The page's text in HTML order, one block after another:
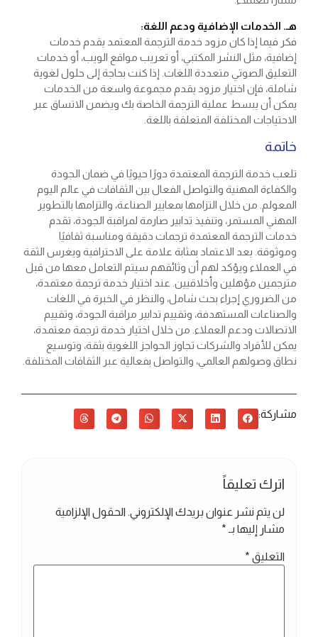
هـ. الخدمات الإضافية ودعم اللغة:
فكر فيما إذا كان مزود خدمة الترجمة المعتمد يقدم خدمات
إضافية، مثل النشر المكتبي، أو تعريب مواقع الويب، أو خدمات
التعليق الصوتي متعددة اللغات. إذا كنت بحاجة إلى حلول لغوية
شاملة، فإن اختيار مزود يقدم مجموعة واسعة من الخدمات
يمكن أن يبسط عملية الترجمة الخاصة بك ويضمن الاتساق عبر
الاحتياجات المختلفة المتعلقة باللغة.
خاتمة
تلعب خدمة الترجمة المعتمدة دورًا حيويًا في ضمان الجودة
والكفاءة المهنية والتواصل الفعال بين الثقافات في عالم اليوم
المعولم. من خلال التزامها بمعايير الصناعة، والتزامها بالتطوير
المهني المستمر، وتنفيذ تدابير صارمة لمراقبة الجودة، تقدم
خدمات الترجمة المعتمدة ترجمات دقيقة ومناسبة ثقافيًا
وموثوقة. يعد الاعتماد بمثابة علامة على الاحترافية ويغرس الثقة
في العملاء ويؤكد لهم أن وثائقهم سيتم التعامل معها من قبل
مترجمين مؤهلين وأخلاقيين. عند اختيار خدمة ترجمة معتمدة،
من الضروري إجراء بحث شامل، والنظر في الخبرة في اللغات
والصناعات المستهدفة، وتقييم تدابير مراقبة الجودة، وتقييم
الاتصالات ودعم العملاء. من خلال اختيار خدمة ترجمة معتمدة،
يمكن للأفراد والشركات تجاوز الحواجز اللغوية بثقة، وتوسيع
نطاق وصولهم العالمي، والتواصل بفعالية عبر الثقافات المختلفة.
مشاركة:
اترك تعليقاً
لن يتم نشر عنوان بريدك الإلكتروني. الحقول الإلزامية
مشار إليها بـ *
التعليق *